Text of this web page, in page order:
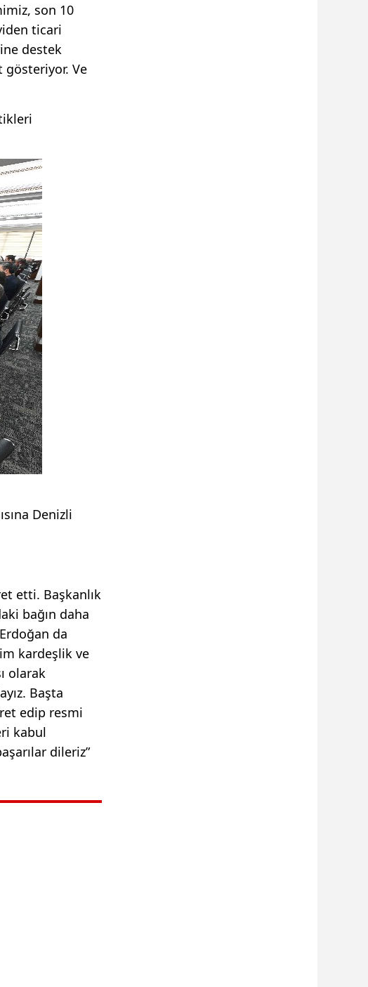
son 10
ticari
destek
gösteriyor. Ve
Denizli
etti. Başkanlık
bağın daha
da
kardeşlik ve
olarak
. Başta
edip resmi
kabul
dileriz”